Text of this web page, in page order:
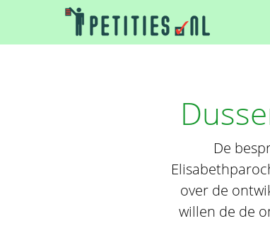
De
over de
willen de de